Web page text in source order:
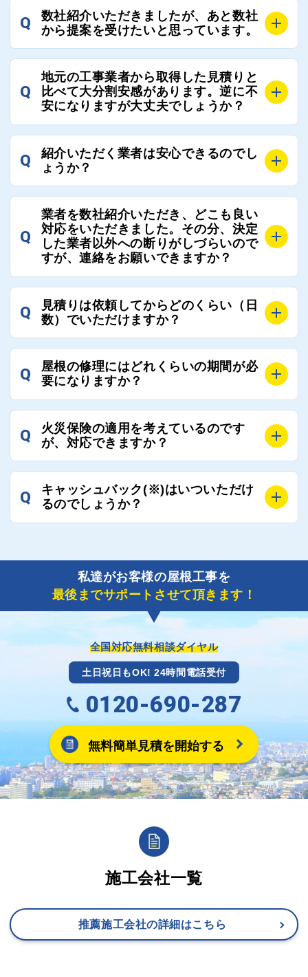
選定基準はお客様によって異なりますが、価格はもち
ろんのこと、実績面や保証面、担当者の人柄や社歴、
し、総合的に判断ください。
また、選定に迷った際などは屋根コネクト事務局へご
連絡いただければ、お客様の屋根修理を全面的にフォ
ローさせていただきます。お気軽にご相談ください。
Q
数社紹介いただきましたが、あと数社
から提案を受けたいと思っています。
全国300社以上の登録業者がございますので、プラス
でご紹介の要望をいただければ、即時屋根コネクトに
て対応させていただきます。お気軽にお申し付けくだ
Q
地元の工事業者から取得した見積りと
比べて大分割安感があります。逆に不
安になりますが大丈夫でしょうか？
残念ながら、リフォーム業界は費用の内訳に不透明な
部分が多く、一見同じ工事でも１００万円以上の差が
屋根コネクトではそのような不安を抱えてしまう屋根
の修理において、適正で公正な工事業者選びのお手伝
いをさせていただくサイトでございます。
まだまだそのような業界だからこそ比較が重要になり
ますので、是非屋根コネクトを活用ください。
Q
紹介いただく業者は安心できるのでし
ょうか？
屋根コネクトでは、お客様の安心を支える「優良工事
業者チェック制度」を設けております。
屋根コネクトにて定期的にお客様アンケートを実施
し、そこで評価の低かった業者は事実確認の上で、屋
根コネクトの判断により即時登録を解除できる契約と
優良業者のみをご紹介できる体制により、お客様の安
心と信頼を維持しております。
Q
業者を数社紹介いただき、どこも良い
対応をいただきました。その分、決定
した業者以外への断りがしづらいので
すが、連絡をお願いできますか？
屋根コネクトにお任せください。屋根コネクトでは、
工事業者へのお断りも無料で代行しております。
れる必要はございませんので、いつでもお気軽にご相
談ください。
Q
見積りは依頼してからどのくらい（日
数）でいただけますか？
工事業者にもよりますが、おおよそ現地調査後3日～1
週間前後にはお届けできます。
ご連絡いただき、屋根コネクトから直ちに紹介の工事
業者へ状況確認の連絡をし、即時対応するよう指示を
いたしますので、お気軽にお申し付けください。
Q
屋根の修理にはどれくらいの期間が必
要になりますか？
工事業者の状況や屋根の状態、工事の内容、天候によ
って工事期間は変わりますが、目安としては、おおよ
また、急ぎの場合などは屋根コネクトとしても全面的
にご協力いたしますので、ご相談ください。可能な限
り期間を短縮できる状況の工事業者を選定させていた
だきます。
Q
火災保険の適用を考えているのです
が、対応できますか？
風災補償を適用される場合は、専門家による視察と必
Q
キャッシュバック(※)はいついただけ
るのでしょうか？
了しましたら、キャッシュバック(※)申込みフォーム
に各項目を入力いただいた上で送信してください。
その内容を屋根コネクトが確認できた日時から翌月末
までには送付手配させていただきます。
※キャッシュバックの金額は契約金額によって異なり
ます。
私達がお客様の屋根工事を
最後までサポートさせて頂きます！
全国対応無料相談ダイヤル
土日祝日もOK! 24時間電話受付
0120-690-287
無料簡単見積を開始する
施工会社一覧
推薦施工会社の詳細はこちら